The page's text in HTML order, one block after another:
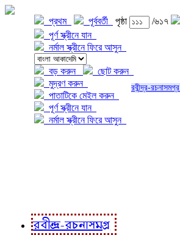
প্রথম পূর্ববর্তী পৃষ্ঠা /৬১৭
পূর্ণ স্ক্রীনে যান
নর্মাল স্ক্রীনে ফিরে আসুন
বড় করুন
ছোট করুন
মুদ্রণ করুন
পাতাটিকে মেইল করুন
পূর্ণ স্ক্রীনে যান
নর্মাল স্ক্রীনে ফিরে আসুন
রবীন্দ্র-রচনাসমগ্র
রবীন্দ্র-রচনাসমগ্র